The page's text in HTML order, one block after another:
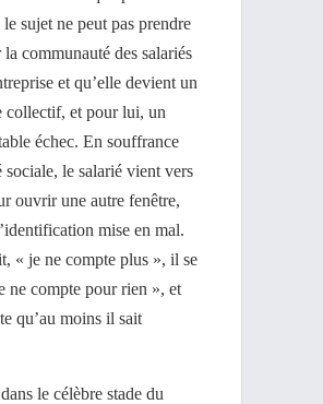
sujet ne peut pas prendre
communauté des salariés
et qu’elle devient un
collectif, et pour lui, un
échec. En souffrance
sociale, le salarié vient vers
ouvrir une autre fenêtre,
mise en mal.
« je ne compte plus », il se
ne compte pour rien », et
qu’au moins il sait
le célèbre stade du